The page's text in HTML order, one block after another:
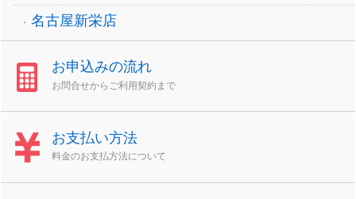
名古屋新栄店
お申込みの流れ
お問合せからご利用契約まで
お支払い方法
料金のお支払方法について